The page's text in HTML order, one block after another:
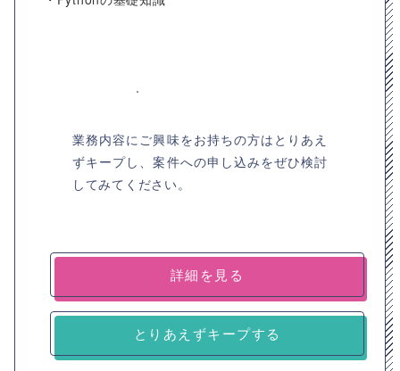
業務内容にご興味をお持ちの方はとりあえ
ずキープし、案件への申し込みをぜひ検討
してみてください。
詳細を見る
とりあえずキープする